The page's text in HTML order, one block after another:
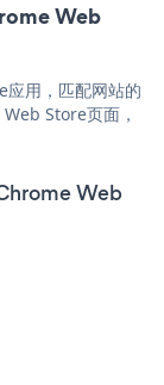
Web
用，匹配网站的
Store页面，
Web